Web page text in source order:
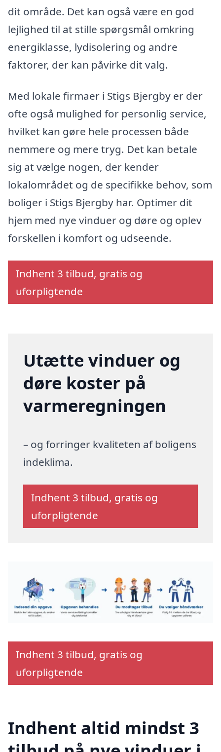
dit område. Det kan også være en god
lejlighed til at stille spørgsmål omkring
energiklasse, lydisolering og andre
faktorer, der kan påvirke dit valg.
Med lokale firmaer i Stigs Bjergby er der
ofte også mulighed for personlig service,
hvilket kan gøre hele processen både
nemmere og mere tryg. Det kan betale
sig at vælge nogen, der kender
lokalområdet og de specifikke behov, som
boliger i Stigs Bjergby har. Optimer dit
hjem med nye vinduer og døre og oplev
forskellen i komfort og udseende.
Indhent 3 tilbud, gratis og
uforpligtende
Utætte vinduer og
døre koster på
varmeregningen
– og forringer kvaliteten af boligens
indeklima.
Indhent 3 tilbud, gratis og
uforpligtende
Indhent 3 tilbud, gratis og
uforpligtende
Indhent altid mindst 3